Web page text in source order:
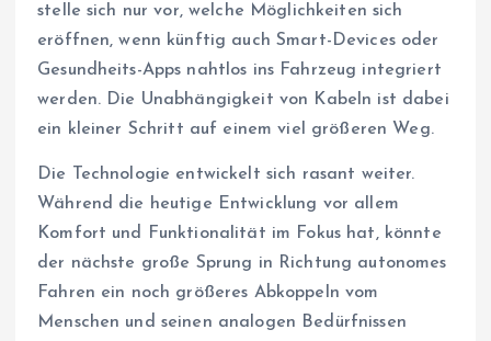
stelle sich nur vor, welche Möglichkeiten sich
eröffnen, wenn künftig auch Smart-Devices oder
Gesundheits-Apps nahtlos ins Fahrzeug integriert
werden. Die Unabhängigkeit von Kabeln ist dabei
ein kleiner Schritt auf einem viel größeren Weg.
Die Technologie entwickelt sich rasant weiter.
Während die heutige Entwicklung vor allem
Komfort und Funktionalität im Fokus hat, könnte
der nächste große Sprung in Richtung autonomes
Fahren ein noch größeres Abkoppeln vom
Menschen und seinen analogen Bedürfnissen